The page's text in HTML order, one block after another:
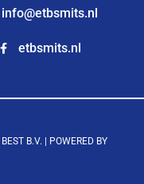
info@etbsmits.nl
etbsmits.nl
B.V. |
POWERED BY